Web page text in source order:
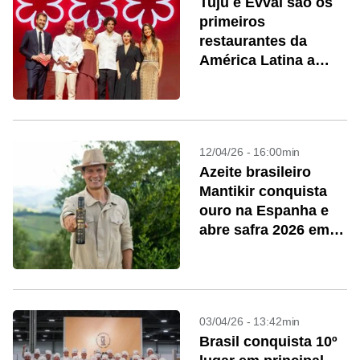
primeiros
restaurantes da
América Latina a
12/04/26 - 16:00min
Azeite brasileiro
Mantikir conquista
ouro na Espanha e
abre safra 2026 em
03/04/26 - 13:42min
Brasil conquista 10º